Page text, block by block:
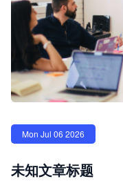
Mon Jul 06 2026
未知文章标题